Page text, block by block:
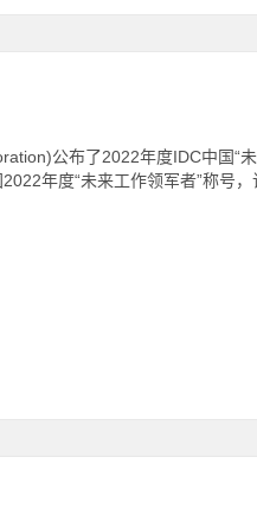
公布了2022年度IDC中国“
年度“未来工作领军者”称号，